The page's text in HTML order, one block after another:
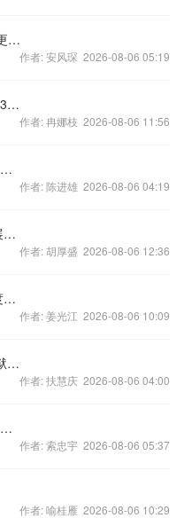
《炮妹》安卓和iOS越狱合服日期变更公告
作者: 安风琛 2026-08-06 05:19
《血饮天下》（传奇）7月21日 公测33区
作者: 冉娜枝 2026-08-06 11:56
《热血仙境》城战版开启首批巡城激活码火热发放中
作者: 陈进雄 2026-08-06 04:19
《关云长》手游大量精美截图来袭 展示不一样的视角
作者: 胡厚盛 2026-08-06 12:36
《西游降魔篇·动作版》手游影刹速度制胜全技能解析
作者: 姜光江 2026-08-06 10:09
《冒险王2》消费即可领最强精灵地狱焰兽
作者: 扶慧庆 2026-08-06 04:00
《热血仙境》上传照片拿海量周边精美礼包
作者: 索忠宇 2026-08-06 05:37
作者: 喻桂雁 2026-08-06 10:29